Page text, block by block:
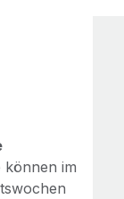
können im